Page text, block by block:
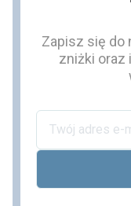
Zapisz się do
zniżki oraz